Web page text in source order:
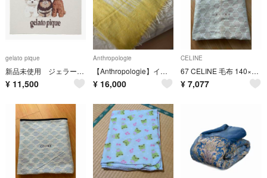
gelato pique
新品未使用 ジェラートピケ パウダーDOG3柄JQDブランケット オフホワイト
¥ 11,500
Anthropologie
【Anthropologie】イエローのきれいなウールブランケット
¥ 16,000
CELINE
67 CELINE 毛布 140×200cmロゴ入りマカダム柄 西川 ベージュ
¥ 7,077